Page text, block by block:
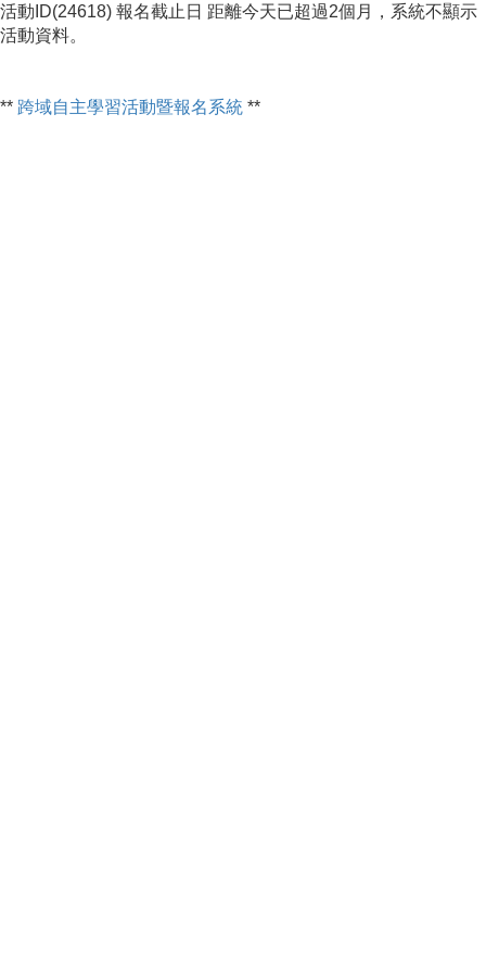
活動ID(24618) 報名截止日 距離今天已超過2個月，系統不顯示
活動資料。
** 跨域自主學習活動暨報名系統 **